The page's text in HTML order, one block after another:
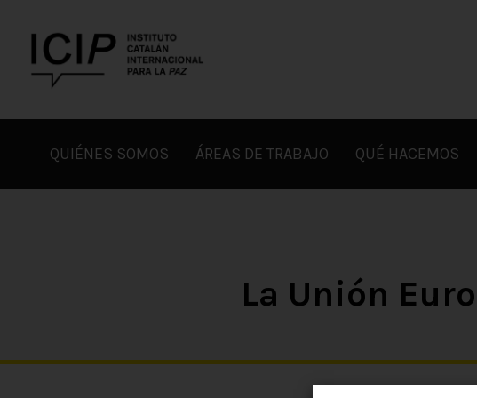
content
ICIP
QUIÉNES SOMOS ÁREAS DE TRABAJO QUÉ HACEMOS
La Unión